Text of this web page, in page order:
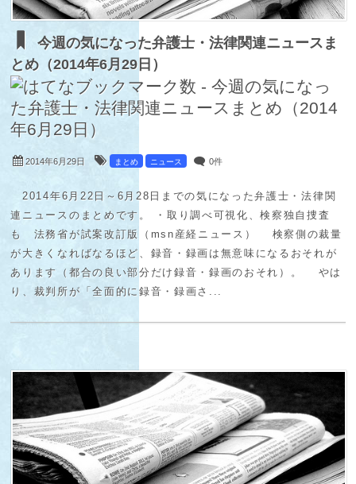
今週の気になった弁護士・法律関連ニュースま
とめ（2014年6月29日）
2014年6月29日 まとめ ニュース 0件
2014年6月22日～6月28日までの気になった弁護士・法律関
連ニュースのまとめです。 ・取り調べ可視化、検察独自捜査
も 法務省が試案改訂版（msn産経ニュース） 検察側の裁量
が大きくなればなるほど、録音・録画は無意味になるおそれが
あります（都合の良い部分だけ録音・録画のおそれ）。 やは
り、裁判所が「全面的に録音・録画さ...